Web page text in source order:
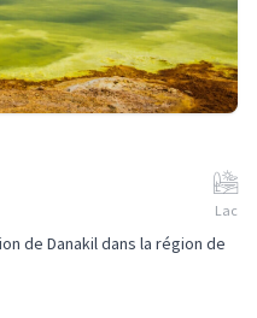
Lac
de Danakil dans la région de